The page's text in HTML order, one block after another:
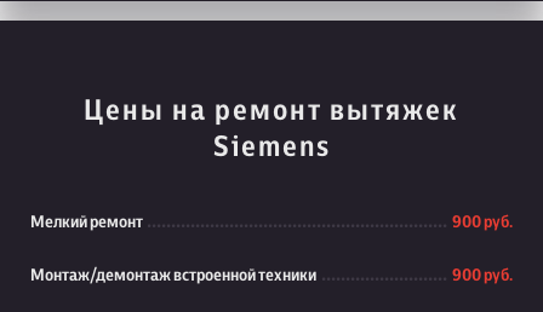
Цены на ремонт вытяжек
Siemens
Мелкий ремонт 900 руб.
Монтаж/демонтаж встроенной техники 900 руб.